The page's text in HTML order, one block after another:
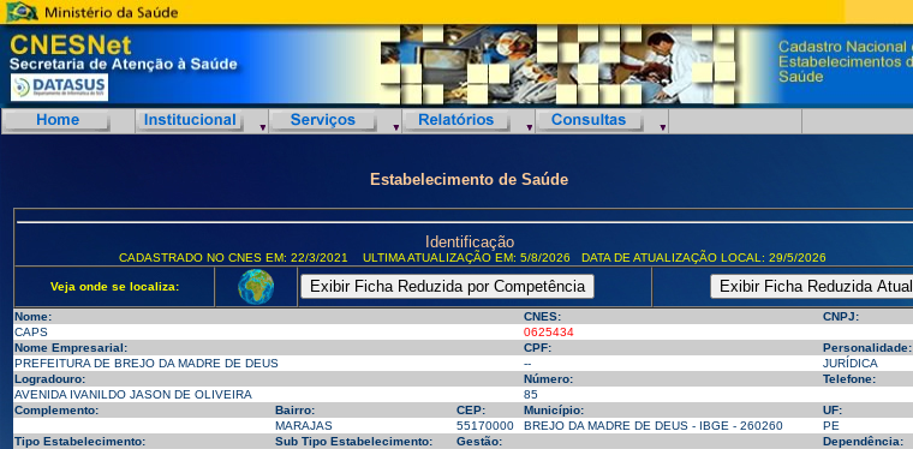
Estabelecimento de Saúde
Identificação
CADASTRADO NO CNES EM: 22/3/2021 ULTIMA ATUALIZAÇÃO EM: 5/8/2026 DATA DE ATUALIZAÇÃO LOCAL: 29/5/2026
Veja onde se localiza:
Nome: CNES:
CNPJ:
CAPS
0625434
Nome Empresarial:
CPF:
Personalidade:
PREFEITURA DE BREJO DA MADRE DE DEUS
--
JURÍDICA
Logradouro:
Número:
Telefone:
AVENIDA IVANILDO JASON DE OLIVEIRA
85
Complemento:
Bairro: CEP: Município:
UF:
MARAJAS
55170000 BREJO DA MADRE DE DEUS - IBGE - 260260
PE
Tipo Estabelecimento:
Sub Tipo Estabelecimento: Gestão:
Dependência: